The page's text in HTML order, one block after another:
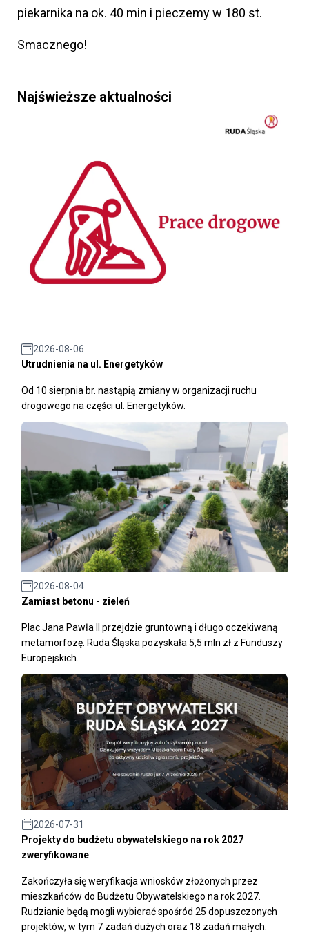
piekarnika na ok. 40 min i pieczemy w 180 st.
Smacznego!
Najświeższe aktualności
2026-08-06
Utrudnienia na ul. Energetyków
Od 10 sierpnia br. nastąpią zmiany w organizacji ruchu
drogowego na części ul. Energetyków.
2026-08-04
Zamiast betonu - zieleń
Plac Jana Pawła II przejdzie gruntowną i długo oczekiwaną
metamorfozę. Ruda Śląska pozyskała 5,5 mln zł z Funduszy
Europejskich.
2026-07-31
Projekty do budżetu obywatelskiego na rok 2027
zweryfikowane
Zakończyła się weryfikacja wniosków złożonych przez
mieszkańców do Budżetu Obywatelskiego na rok 2027.
Rudzianie będą mogli wybierać spośród 25 dopuszczonych
projektów, w tym 7 zadań dużych oraz 18 zadań małych.